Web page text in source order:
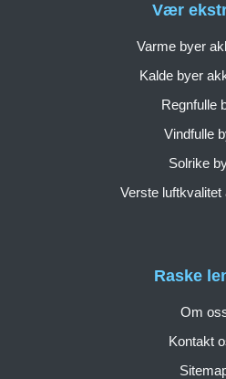
Raske
Om
Kontakt
Vær
Varme byer
Kalde byer
Regnfulle
Vindfulle
Solrike
Verste luftkvalitet